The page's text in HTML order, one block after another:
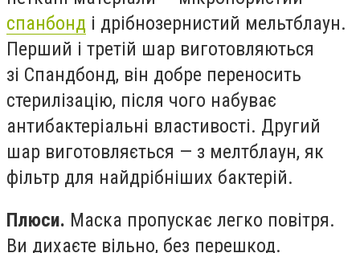
спанбонд і дрібнозернистий мельтблаун.
Перший і третій шар виготовляються
зі Спандбонд, він добре переносить
стерилізацію, після чого набуває
антибактеріальні властивості. Другий
шар виготовляється — з мелтблаун, як
фільтр для найдрібніших бактерій.
Плюси. Маска пропускає легко повітря.
Ви дихаєте вільно, без перешкод.